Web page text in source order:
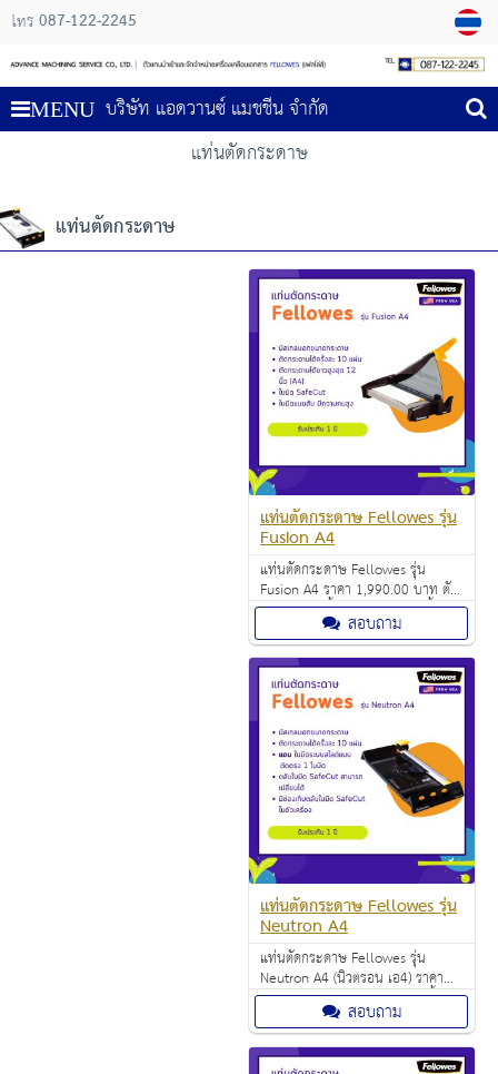
โทร 087-122-2245
MENU บริษัท แอดวานซ์ แมชชีน จำกัด
แท่นตัดกระดาษ
แท่นตัดกระดาษ
แท่นตัดกระดาษ Fellowes รุ่น
Fusion A4
แท่นตัดกระดาษ Fellowes รุ่น
Fusion A4 ราคา 1,990.00 บาท ตัด
กระดาษได้ครั้งละ 10 แผ่นต่อครั้ง
(A4/80 แกรม) สอบถาม
แท่นตัดกระดาษ Fellowes รุ่น
Neutron A4
แท่นตัดกระดาษ Fellowes รุ่น
Neutron A4 (นิวตรอน เอ4) ราคา
1,250.00 บาท ตัดกระดาษได้ครั้งละ
10 แผ่นต่อครั้ง (A4/70 แกรม)
สอบถาม